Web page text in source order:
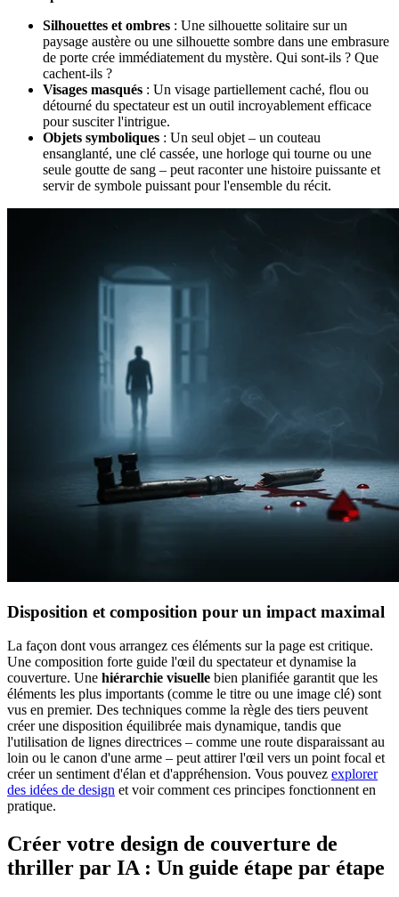
Silhouettes et ombres : Une silhouette solitaire sur un
paysage austère ou une silhouette sombre dans une embrasure
de porte crée immédiatement du mystère. Qui sont-ils ? Que
cachent-ils ?
Visages masqués : Un visage partiellement caché, flou ou
détourné du spectateur est un outil incroyablement efficace
pour susciter l'intrigue.
Objets symboliques : Un seul objet – un couteau
ensanglanté, une clé cassée, une horloge qui tourne ou une
seule goutte de sang – peut raconter une histoire puissante et
servir de symbole puissant pour l'ensemble du récit.
Disposition et composition pour un impact maximal
La façon dont vous arrangez ces éléments sur la page est critique.
Une composition forte guide l'œil du spectateur et dynamise la
couverture. Une hiérarchie visuelle bien planifiée garantit que les
éléments les plus importants (comme le titre ou une image clé) sont
vus en premier. Des techniques comme la règle des tiers peuvent
créer une disposition équilibrée mais dynamique, tandis que
l'utilisation de lignes directrices – comme une route disparaissant au
loin ou le canon d'une arme – peut attirer l'œil vers un point focal et
créer un sentiment d'élan et d'appréhension. Vous pouvez explorer
des idées de design et voir comment ces principes fonctionnent en
pratique.
Créer votre design de couverture de
thriller par IA : Un guide étape par étape